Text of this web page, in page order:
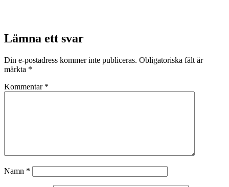
Lämna ett svar
Din e-postadress kommer inte publiceras. Obligatoriska fält är
märkta *
Kommentar *
Namn *